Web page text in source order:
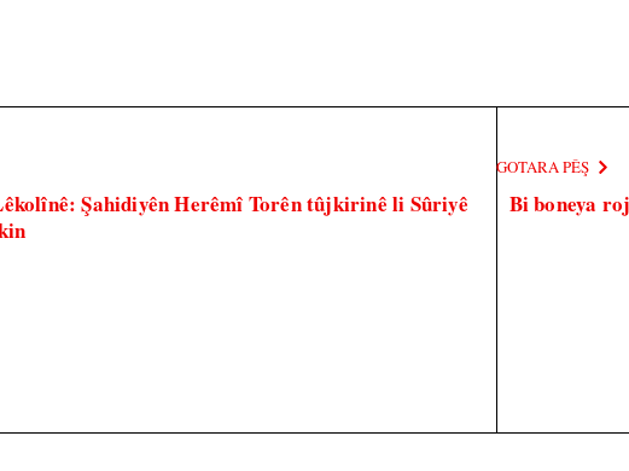
Şahidiyên Herêmî Torên tûjkirinê li Sûriyê
GOTARA PÊŞ
Bi boneya